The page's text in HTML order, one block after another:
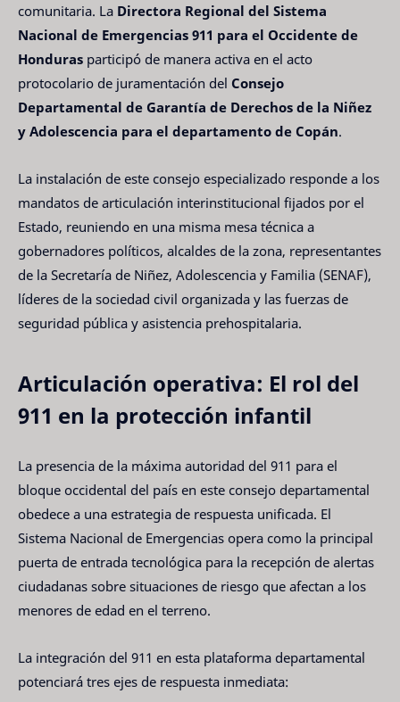
comunitaria. La Directora Regional del Sistema
Nacional de Emergencias 911 para el Occidente de
Honduras participó de manera activa en el acto
protocolario de juramentación del Consejo
Departamental de Garantía de Derechos de la Niñez
y Adolescencia para el departamento de Copán.
La instalación de este consejo especializado responde a los
mandatos de articulación interinstitucional fijados por el
Estado, reuniendo en una misma mesa técnica a
gobernadores políticos, alcaldes de la zona, representantes
de la Secretaría de Niñez, Adolescencia y Familia (SENAF),
líderes de la sociedad civil organizada y las fuerzas de
seguridad pública y asistencia prehospitalaria.
Articulación operativa: El rol del
911 en la protección infantil
La presencia de la máxima autoridad del 911 para el
bloque occidental del país en este consejo departamental
obedece a una estrategia de respuesta unificada. El
Sistema Nacional de Emergencias opera como la principal
puerta de entrada tecnológica para la recepción de alertas
ciudadanas sobre situaciones de riesgo que afectan a los
menores de edad en el terreno.
La integración del 911 en esta plataforma departamental
potenciará tres ejes de respuesta inmediata: